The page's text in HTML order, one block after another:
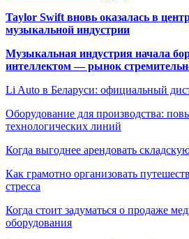
Taylor Swift вновь оказалась в
музыкальной индустрии
Музыкальная индустрия начала
интеллектом — рынок
Li Auto в Беларуси: официальный
Оборудование для производства:
технологических линий
Когда выгоднее арендовать
Как грамотно организовать
стресса
Когда стоит задуматься о продаже
оборудования